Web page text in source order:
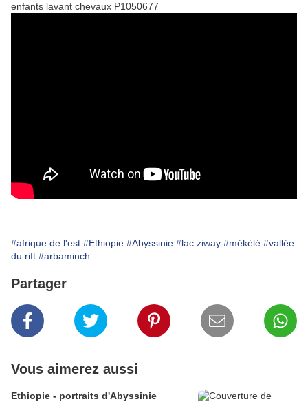
enfants lavant chevaux P1050677
#afrique de l'est #Ethiopie #Abyssinie #lac ziway #mékélé #vallée
du rift #arbaminch
Partager
Vous aimerez aussi
Ethiopie - portraits d'Abyssinie